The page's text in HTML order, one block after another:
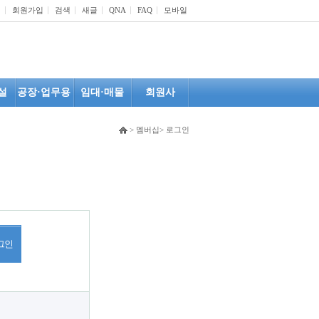
회원가입 검색 새글 QNA FAQ 모바일
공장·업무용 임대·매물 회원사
> 멤버십> 로그인